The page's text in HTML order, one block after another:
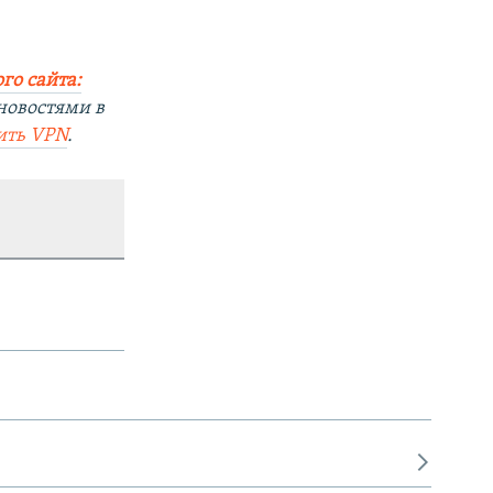
сайта:
в
VPN.